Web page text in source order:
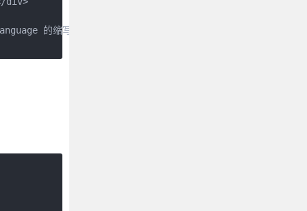
的缩写</div>